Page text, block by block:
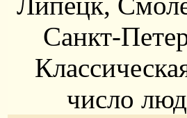
Санкт-
число